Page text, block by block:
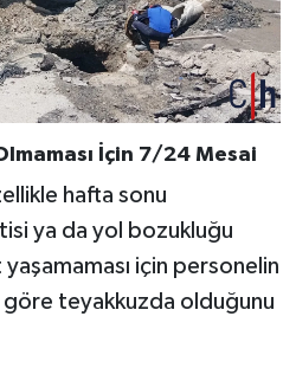
İçin 7/24 Mesai
hafta sonu
ya da yol bozukluğu
için personelin
göre teyakkuzda olduğunu